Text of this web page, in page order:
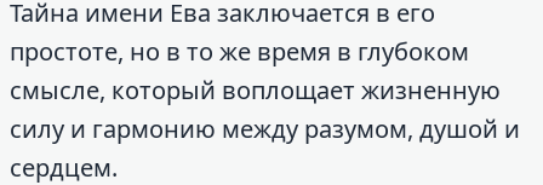
Тайна имени Ева заключается в его
простоте, но в то же время в глубоком
смысле, который воплощает жизненную
силу и гармонию между разумом, душой и
сердцем.